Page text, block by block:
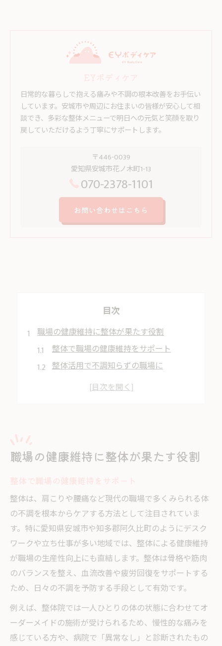
日常的な暮らしで抱える痛みや不調の根本改善をお手伝い
しています。安城市や周辺にお住まいの皆様が安心して相
談でき、多彩な整体メニューで明日への元気と笑顔を取り
戻していただけるよう丁寧にサポートします。
〒446-0039
愛知県安城市花ノ木町1-13
070-2378-1101
お問い合わせはこちら
目次
職場の健康維持に整体が果たす役割
整体で職場の健康維持をサポート
整体活用で不調知らずの職場に
整体がもたらす職場活性化の秘訣
整体で腰痛や肩こりを根本から改善
整体で腰痛ケアを始めるメリット
整体活用で職場の不調をやわらげる
快適な職場環境を整体から実現する秘訣
整体活用で快適な職場環境をつくる
整体が叶える働きやすい職場の条件
整体施術でストレス軽減にアプローチ
整体で職場の空気をリフレッシュ
整体の取り入れ方で仕事効率を高める
長時間勤務の不調は整体で根本ケア
職場の健康維持に整体が果たす役割
整体は、肩こりや腰痛など現代の職場で多くみられる体
の不調を根本からケアする方法として注目されていま
す。特に愛知県安城市や知多郡阿久比町のようにデスク
ワークや立ち仕事が多い地域では、整体による健康維持
が職場の生産性向上にも直結します。整体は骨格や筋肉
のバランスを整え、血流改善や疲労回復をサポートする
ため、日々の不調を予防する手段として有効です。
例えば、整体院では一人ひとりの体の状態に合わせてオ
ーダーメイドの施術が受けられるため、慢性的な痛みを
感じている方や、病院で「異常なし」と診断されたもの